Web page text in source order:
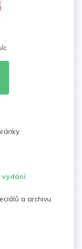
vydání
a archivu